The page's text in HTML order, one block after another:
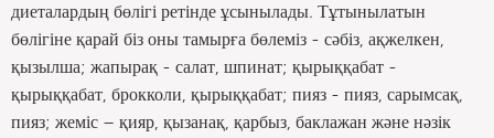
диеталардың бөлігі ретінде ұсынылады. Тұтынылатын
бөлігіне қарай біз оны тамырға бөлеміз - сәбіз, ақжелкен,
қызылша; жапырақ - салат, шпинат; қырыққабат -
қырыққабат, брокколи, қырыққабат; пияз - пияз, сарымсақ,
пияз; жеміс – қияр, қызанақ, қарбыз, баклажан және нәзік